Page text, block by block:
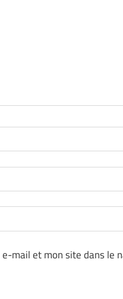
mail et mon site dans le